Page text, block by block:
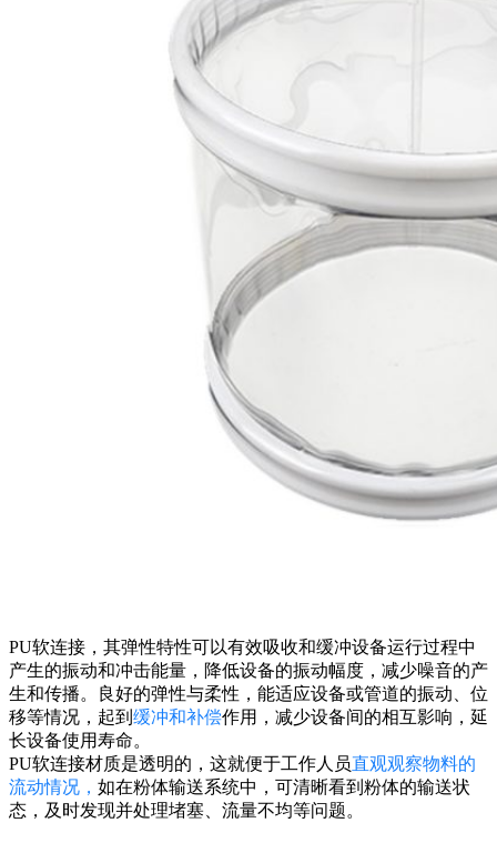
PU软连接，其弹性特性可以有效吸收和缓冲设备运行过程中
产生的振动和冲击能量，降低设备的振动幅度，减少噪音的产
生和传播。良好的弹性与柔性，能适应设备或管道的振动、位
移等情况，起到 缓冲和补偿作用，减少设备间的相互影响，延
长设备使用寿命。
PU软连接材质是透明的，这就便于工作人员直观观察物料的
流动情况， 如在粉体输送系统中，可清晰看到粉体的输送状
态，及时发现并处理堵塞、流量不均等问题。